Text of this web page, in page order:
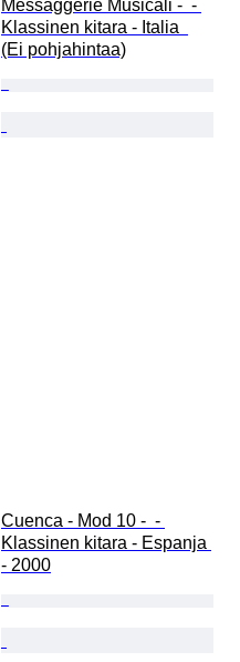
Messaggerie Musicali -  -
Klassinen kitara - Italia
(Ei pohjahintaa)
Cuenca - Mod 10 -  -
Klassinen kitara - Espanja
- 2000